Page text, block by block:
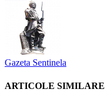
Gazeta Sentinela
ARTICOLE SIMILARE